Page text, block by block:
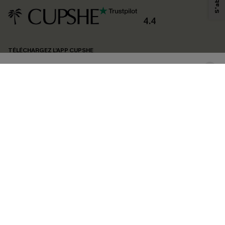
4.4
TÉLÉCHARGEZ L’APP CUPSHE
produits susceptibles de vous intéresser, conformément à notre
Politique de
confidentialité
. Vous pouvez vous désabonner à tout moment.